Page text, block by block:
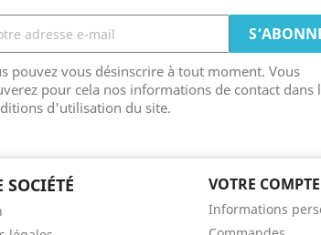
pouvez vous désinscrire à tout moment. Vous
pour cela nos informations de contact dans
d'utilisation du site.
SOCIÉTÉ VOTRE COMPTE
Informations